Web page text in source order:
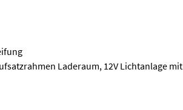
Laderaum, 12V Lichtanlage mit